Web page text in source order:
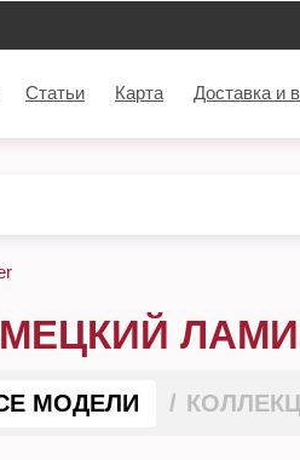
Статьи Карта Доставка и
МОДЕЛИ